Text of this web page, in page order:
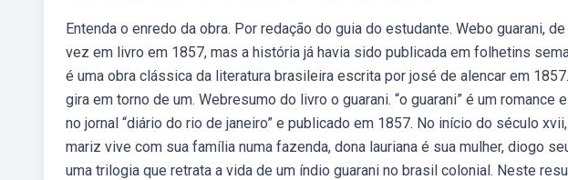
Entenda o enredo da obra. Por redação do guia do estudante. Webo guarani,
vez em livro em 1857, mas a história já havia sido publicada em folhetins
é uma obra clássica da literatura brasileira escrita por josé de alencar em
gira em torno de um. Webresumo do livro o guarani. “o guarani” é um
no jornal “diário do rio de janeiro” e publicado em 1857. No início do século
mariz vive com sua família numa fazenda, dona lauriana é sua mulher, diogo
uma trilogia que retrata a vida de um índio guarani no brasil colonial. Neste